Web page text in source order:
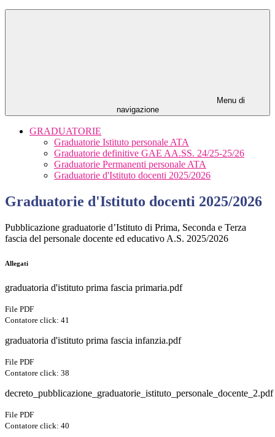
Menu di
navigazione
GRADUATORIE
Graduatorie Istituto personale ATA
Graduatorie definitive GAE AA.SS. 24/25-25/26
Graduatorie Permanenti personale ATA
Graduatorie d'Istituto docenti 2025/2026
Graduatorie d'Istituto docenti 2025/2026
Pubblicazione graduatorie d’Istituto di Prima, Seconda e Terza
fascia del personale docente ed educativo A.S. 2025/2026
Allegati
graduatoria d'istituto prima fascia primaria.pdf
File PDF
Contatore click: 41
graduatoria d'istituto prima fascia infanzia.pdf
File PDF
Contatore click: 38
decreto_pubblicazione_graduatorie_istituto_personale_docente_2.pdf
File PDF
Contatore click: 40